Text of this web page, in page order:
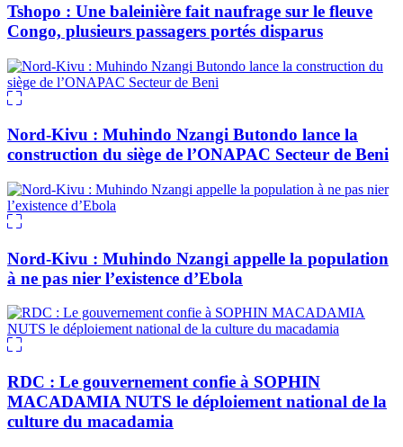
Tshopo : Une baleinière fait naufrage sur le fleuve
Congo, plusieurs passagers portés disparus
Nord-Kivu : Muhindo Nzangi Butondo lance la
construction du siège de l’ONAPAC Secteur de Beni
Nord-Kivu : Muhindo Nzangi appelle la population
à ne pas nier l’existence d’Ebola
RDC : Le gouvernement confie à SOPHIN
MACADAMIA NUTS le déploiement national de la
culture du macadamia